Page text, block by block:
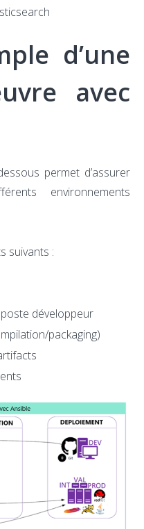
d’une
avec
permet d’assurer
environnements
suivants :
développeur
packaging)